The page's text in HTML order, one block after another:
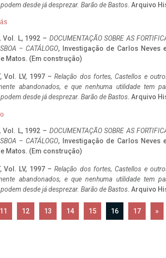
podem desde já desprezar. Barão de Bastos. Arquivo
Vol. L, 1992 – DOCUMENTAÇÃO SOBRE AS
– CATÁLOGO, Investigação de Carlos Neves
Matos. (Em construção)
Vol. LV, 1997 –Relação dos fortes, Castellos e
abandonados, e que nenhuma utilidade tem
podem desde já desprezar. Barão de Bastos. Arquivo
Vol. L, 1992 – DOCUMENTAÇÃO SOBRE AS
– CATÁLOGO, Investigação de Carlos Neves
Matos. (Em construção)
Vol. LV, 1997 –Relação dos fortes, Castellos e
abandonados, e que nenhuma utilidade tem
podem desde já desprezar. Barão de Bastos. Arquivo
11 12 13 14 15 16 17 »